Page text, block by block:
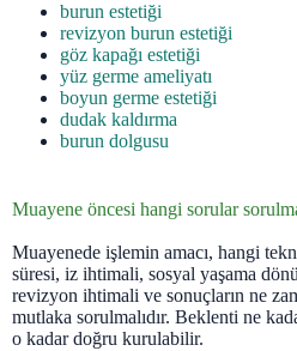
burun estetiği
revizyon burun estetiği
göz kapağı estetiği
yüz germe ameliyatı
boyun germe estetiği
dudak kaldırma
burun dolgusu
Muayene öncesi hangi sorular
Muayenede işlemin amacı, hangi
süresi, iz ihtimali, sosyal yaşama
revizyon ihtimali ve sonuçların ne
mutlaka sorulmalıdır. Beklenti ne
o kadar doğru kurulabilir.